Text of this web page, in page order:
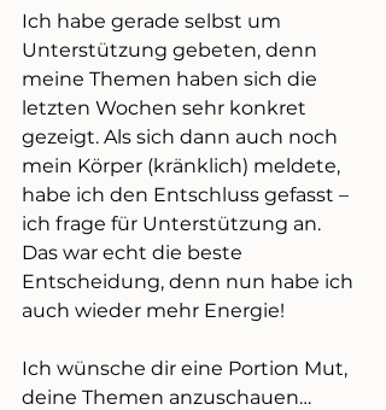
Ich habe gerade selbst um
Unterstützung gebeten, denn
meine Themen haben sich die
letzten Wochen sehr konkret
gezeigt. Als sich dann auch noch
mein Körper (kränklich) meldete,
habe ich den Entschluss gefasst –
ich frage für Unterstützung an.
Das war echt die beste
Entscheidung, denn nun habe ich
auch wieder mehr Energie!
Ich wünsche dir eine Portion Mut,
deine Themen anzuschauen…